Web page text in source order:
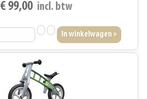
€ 99,00 incl. btw